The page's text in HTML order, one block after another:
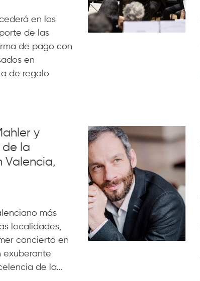
en los
de las
de pago con
en
de regalo
y
de la
Valencia,
más
localidades,
concierto en
exuberante
de la...